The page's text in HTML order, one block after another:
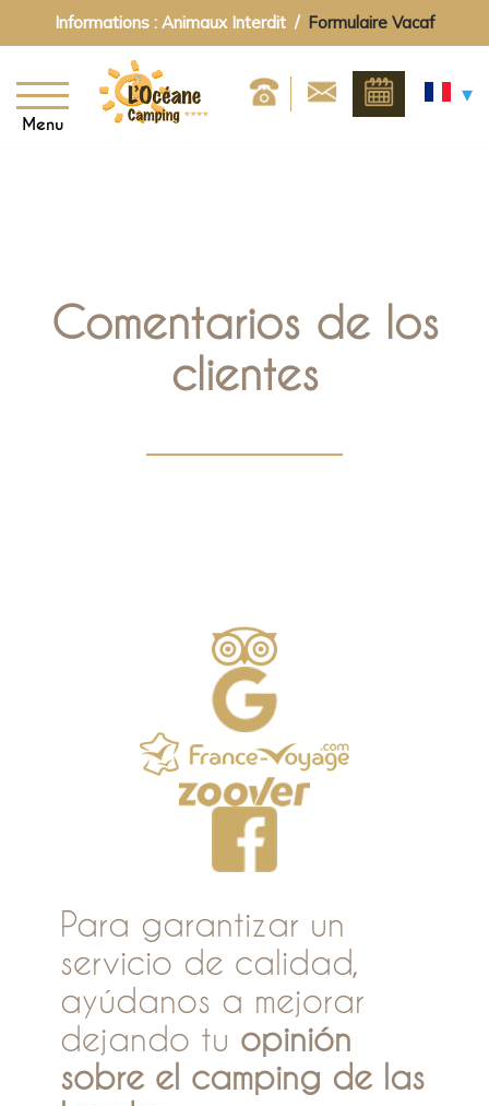
Informations : Animaux Interdit / Formulaire Vacaf
Menu
Comentarios de los
clientes
Para garantizar un
servicio de calidad,
ayúdanos a mejorar
dejando tu opinión
sobre el camping de las